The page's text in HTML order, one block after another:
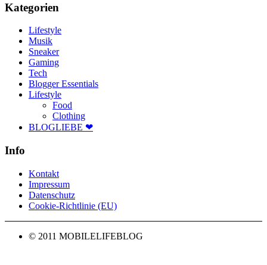
Kategorien
Lifestyle
Musik
Sneaker
Gaming
Tech
Blogger Essentials
Lifestyle
Food
Clothing
BLOGLIEBE ❤
Info
Kontakt
Impressum
Datenschutz
Cookie-Richtlinie (EU)
© 2011 MOBILELIFEBLOG